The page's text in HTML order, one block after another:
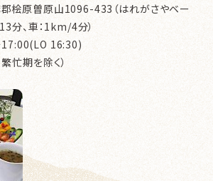
郡桧原曽原山1096-433（はれがさやベー
分、車：1km/4分）
17:00(LO 16:30)
忙期を除く）